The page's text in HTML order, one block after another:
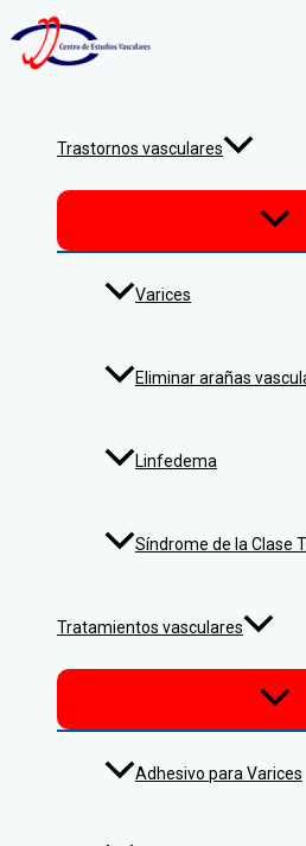
al
Trastornos vasculares
Varices
Eliminar arañas
Linfedema
Síndrome de la Clase
Tratamientos vasculares
Adhesivo para Varices
Navegación
de